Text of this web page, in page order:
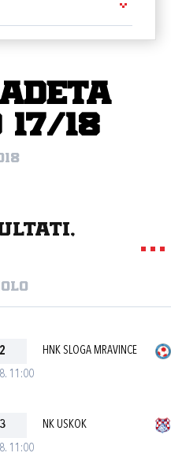
17/18
11:00
2 HNK SLOGA MRAVINCE
11:00
3 NK USKOK